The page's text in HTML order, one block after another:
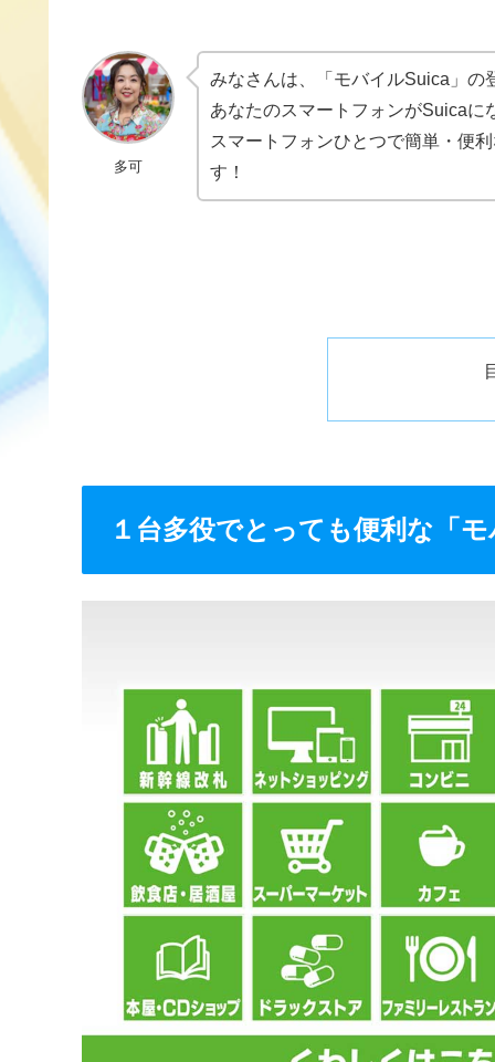
多可
みなさんは、「モバイルSuica」の
あなたのスマートフォンがSuicaに
スマートフォンひとつで簡単・便
す！
１台多役でとっても便利な「モ